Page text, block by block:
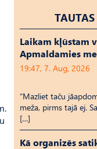
Laikam kļūstam
Apmaldamies
19:47, 7. Aug, 2026
“Mazliet taču
meža, pirms tajā ej.
[…]
Kā organizēs